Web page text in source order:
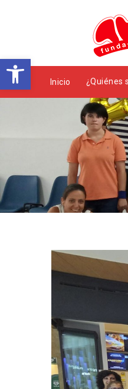
Abrir barra de herramientas
Inicio ¿Quiénes